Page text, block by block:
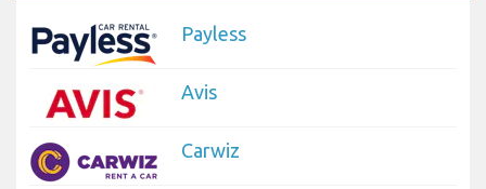
Payless
Avis
Carwiz